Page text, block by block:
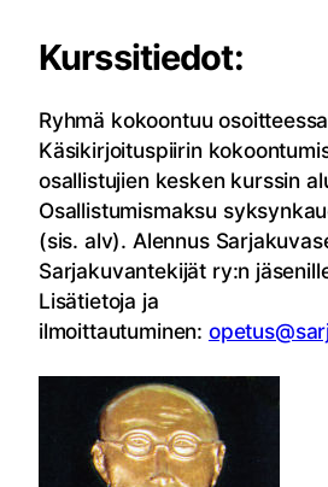
Kurssitiedot:
Ryhmä kokoontuu
Käsikirjoituspiirin
osallistujien kesken kurssin
Osallistumismaksu
(sis. alv). Alennus
Sarjakuvantekijät ry:n
Lisätietoja ja
ilmoittautuminen: